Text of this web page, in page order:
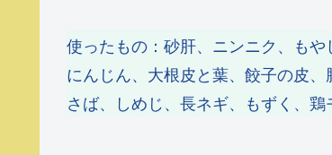
使ったもの：砂肝、ニンニク、もや
にんじん、大根皮と葉、餃子の皮
さば、しめじ、長ネギ、もずく、